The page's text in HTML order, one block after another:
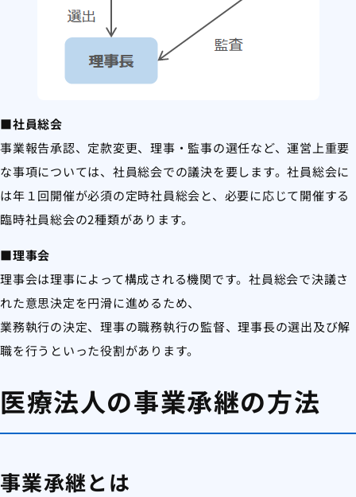
■社員総会
事業報告承認、定款変更、理事・監事の選任など、運営上重要
な事項については、社員総会での議決を要します。社員総会に
は年１回開催が必須の定時社員総会と、必要に応じて開催する
臨時社員総会の2種類があります。
■理事会
理事会は理事によって構成される機関です。 社員総会で決議さ
れた意思決定を円滑に進めるため、
業務執行の決定、理事の職務執行の監督、理事長の選出及び解
職を行うといった役割があります。
医療法人の事業承継の方法
事業承継とは